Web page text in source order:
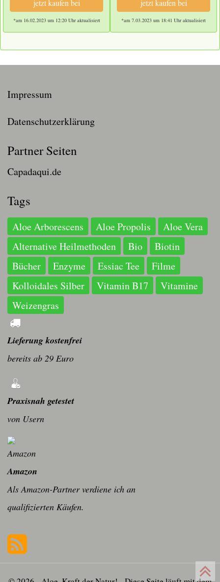
jetzt kaufen bei
*am 16.02.2023 um 12:20 Uhr aktualisiert
jetzt kaufen bei
*am 7.03.2023 um 18:41 Uhr aktualisiert
Impressum
Datenschutzerklärung
Partner Seiten
Capadaqui.de
Tags
Aloe Arborescens Aloe Propolis
Aloe Vera
Alternative Heilmethoden
Bio
Biotin
Bücher
Enzyme Essiac Tee
Filme
Kolloidales Silber
Vitamin B17
Vitamine
Weizengras
Lieferung kostenfrei
bereits ab 29 Euro
Praxisnah getestet
von Usern
Amazon
Als Amazon-Partner verdiene ich an
qualifizierten Käufen.